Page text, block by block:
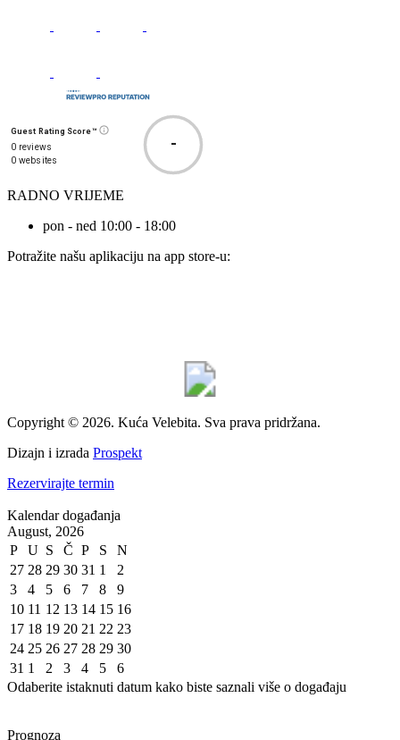
Guest Rating Score™
0 reviews
0 websites
-
RADNO VRIJEME
pon - ned 10:00 - 18:00
Potražite našu aplikaciju na app store-u:
Copyright © 2026. Kuća Velebita. Sva prava pridržana.
Dizajn i izrada Prospekt
Rezervirajte termin
Kalendar događanja
August, 2026
P
U S Č P S
N
27 28 29 30 31 1
2
3
4 5 6 7 8
9
10 11 12 13 14 15 16
17 18 19 20 21 22 23
24 25 26 27 28 29 30
31 1 2 3 4 5
6
Odaberite istaknuti datum kako biste saznali više o događaju
Prognoza